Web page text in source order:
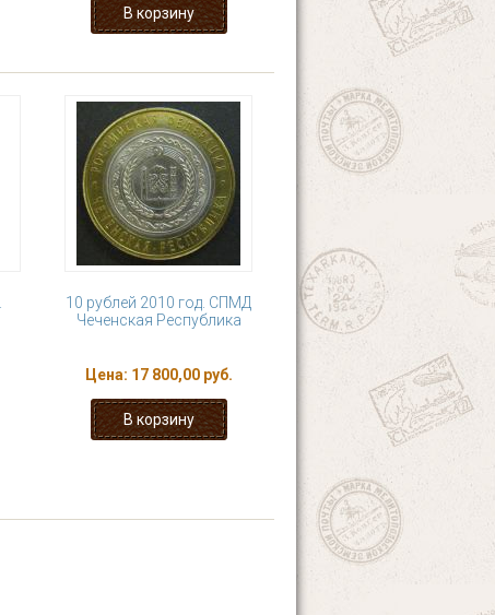
10 рублей 2010 год. СПМД
Чеченская Республика
Цена: 17 800,00 руб.